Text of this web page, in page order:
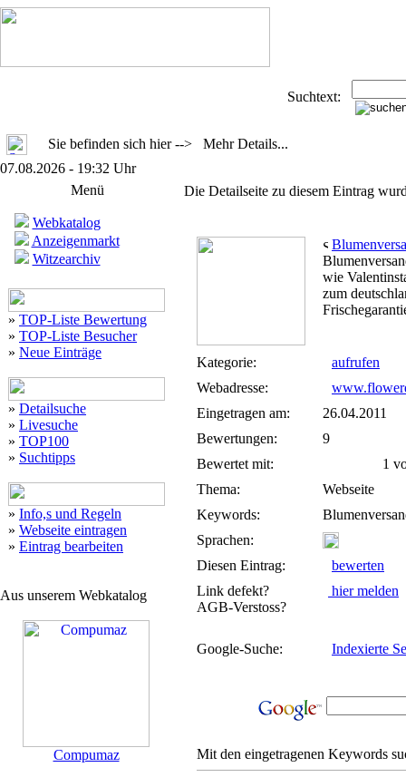
Suchtext:
Sie befinden sich hier --> Mehr Details...
07.08.2026 - 19:32 Uhr
Menü
Webkatalog
Anzeigenmarkt
Witzearchiv
» TOP-Liste Bewertung
» TOP-Liste Besucher
» Neue Einträge
» Detailsuche
» Livesuche
» TOP100
» Suchtipps
» Info,s und Regeln
» Webseite eintragen
» Eintrag bearbeiten
Aus unserem Webkatalog
Compumaz
Die Detailseite zu diesem Eintrag
wie
zum
Kategorie:
aufrufen
Webadresse:
Eingetragen am:
26.04.2011
Bewertungen:
9
Bewertet mit:
1
Thema:
Webseite
Keywords:
Sprachen:
Diesen Eintrag:
bewerten
Link defekt?
AGB-Verstoss?
hier melden
Google-Suche: Indexierte
Mit den eingetragenen Keywords